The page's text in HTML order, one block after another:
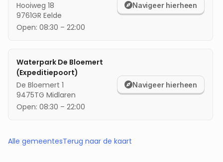
Hooiweg 18
9761GR Eelde
Open: 08:30 – 22:00
Navigeer hierheen
Waterpark De Bloemert
(Expeditiepoort)
De Bloemert 1
9475TG Midlaren
Open: 08:30 – 22:00
Navigeer hierheen
Alle gemeentesTerug naar de kaart